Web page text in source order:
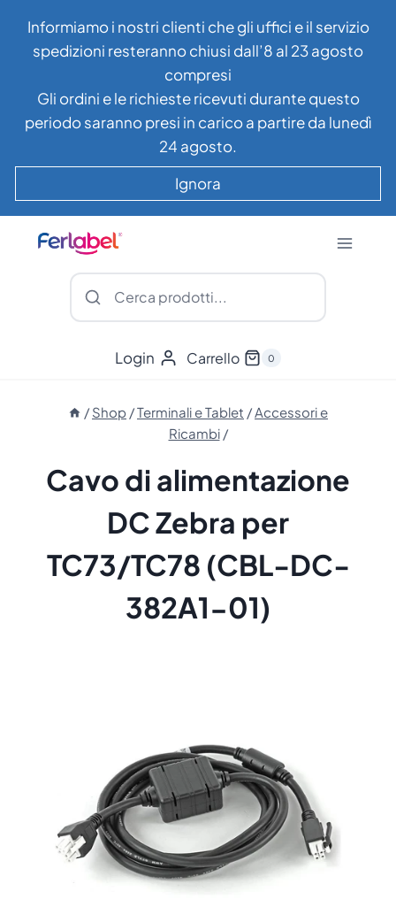
contenuto
Informiamo i nostri clienti che gli uffici e il servizio
spedizioni resteranno chiusi dall’8 al 23 agosto
compresi
Gli ordini e le richieste ricevuti durante questo
periodo saranno presi in carico a partire da lunedì
24 agosto.
Ignora
Login Carrello 0
/ Shop /Terminali e Tablet /Accessori e
Ricambi /
Cavo di alimentazione
DC Zebra per
TC73/TC78 (CBL-DC-
382A1-01)